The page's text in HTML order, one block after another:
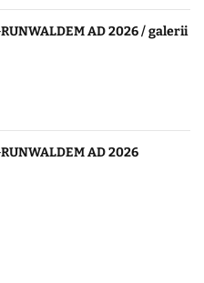
AD 2026 / galerii
AD 2026